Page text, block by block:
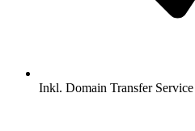
Inkl. Domain Transfer Service